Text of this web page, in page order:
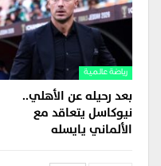
رياضة عالمية
بعد رحيله عن الأهلي..
نيوكاسل يتعاقد مع
الألماني يايسله